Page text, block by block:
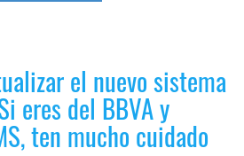
el nuevo sistema
eres del BBVA y
ten mucho cuidado